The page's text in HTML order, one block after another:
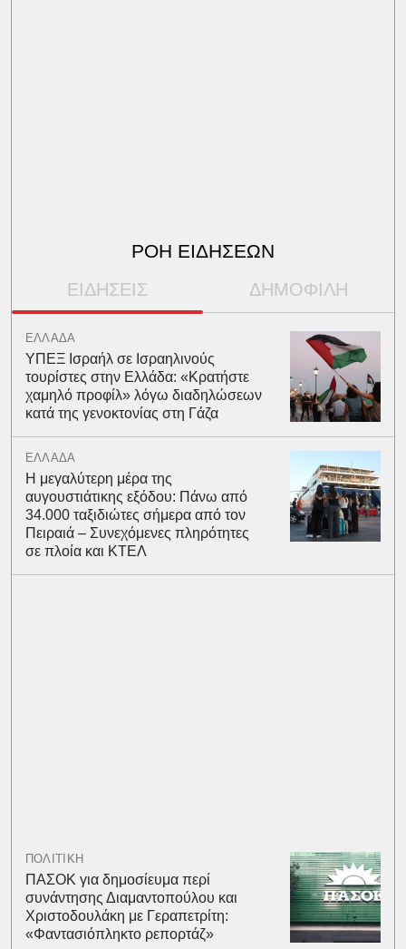
ΡΟΗ ΕΙΔΗΣΕΩΝ
ΕΙΔΗΣΕΙΣ ΔΗΜΟΦΙΛΗ
ΕΛΛΑΔΑ
ΥΠΕΞ Ισραήλ σε Ισραηλινούς
τουρίστες στην Ελλάδα: «Κρατήστε
χαμηλό προφίλ» λόγω διαδηλώσεων
κατά της γενοκτονίας στη Γάζα
ΕΛΛΑΔΑ
Η μεγαλύτερη μέρα της
αυγουστιάτικης εξόδου: Πάνω από
34.000 ταξιδιώτες σήμερα από τον
Πειραιά – Συνεχόμενες πληρότητες
σε πλοία και ΚΤΕΛ
ΠΟΛΙΤΙΚΗ
ΠΑΣΟΚ για δημοσίευμα περί
συνάντησης Διαμαντοπούλου και
Χριστοδουλάκη με Γεραπετρίτη:
«Φαντασιόπληκτο ρεπορτάζ»